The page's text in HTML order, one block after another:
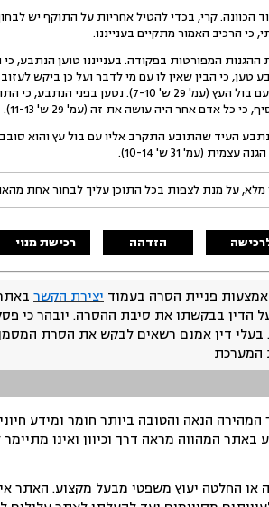
דרוש יסוד הכוונה. קרי, בכדי להטיל אחריות על התוקף
הרכיב האמור מתקיים בענייננו.
המפורטות בפקודה. בענייננו טוען הנתבע,
טען, כי הבין שאין לו עם מי לדבר ועל כן ביקש
ערימה של גזעים והתובע תפס אחד מהם ורדף אחריו עם
כל אדם אחר היה עושה את זה (עמ' 29 ש' 11-13).
אישר שהתובע נפגע בפה (עמ' 31 ש' 10-11). הנתבע העיד שהתובע התקרב אליו
(עמ' 31 ש' 10-14).
מלא, על מנת לצפות בכל התוכן עליך לבחור אחת
הזדהה רכישת מנוי
פניית הסרה בעמוד יצירת הקשר
הדין בבקשתו את סיבת ההסרה. יובהר כי
בעלי דין אמנם רשאים לבקש את הסרת
המערכת
הנאה והטובה ביותר חומר ומידע
המהווה מראה דרך וכיוון ואינו
החלטה יעוץ משפטי מבעל מקצוע. האתר